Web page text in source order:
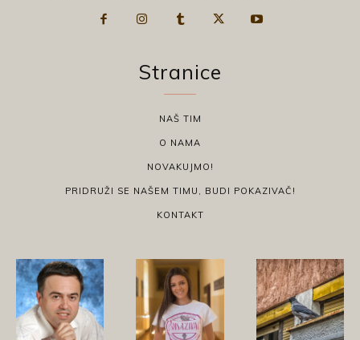
Stranice
NAŠ TIM
O NAMA
NOVAKUJMO!
PRIDRUŽI SE NAŠEM TIMU, BUDI POKAZIVAČ!
KONTAKT